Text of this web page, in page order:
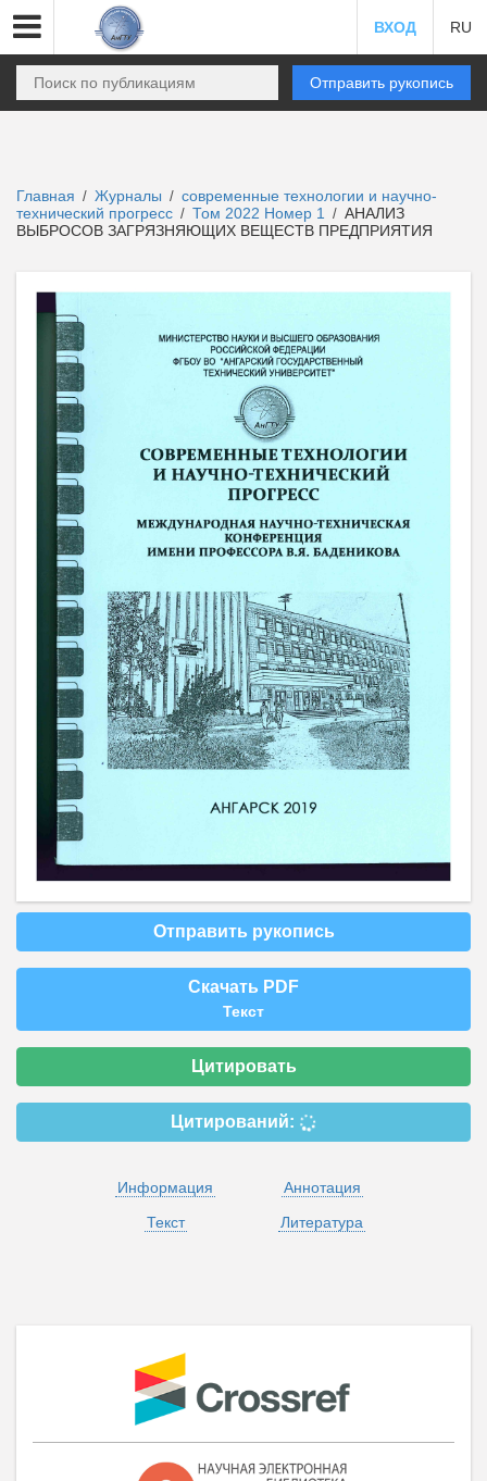
ВХОД RU
Отправить рукопись
Главная / Журналы / современные технологии и научно-
технический прогресс / Том 2022 Номер 1 / АНАЛИЗ
ВЫБРОСОВ ЗАГРЯЗНЯЮЩИХ ВЕЩЕСТВ ПРЕДПРИЯТИЯ
Отправить рукопись
Скачать PDF
Текст
Цитировать
Цитирований:
Информация
Аннотация
Текст
Литература